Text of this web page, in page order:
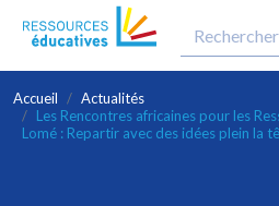
Accueil
Actualités
Les Rencontres africaines pour les
Lomé : Repartir avec des idées plein la